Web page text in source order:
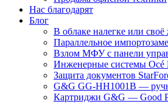
Нас благодарят
Блог
В облаке налегке или своё
Параллельное
Взлом МФУ с панели
Инженерные системы Océ
Защита документов
G&G GG-HH1001B —
Картриджи G&G — Good